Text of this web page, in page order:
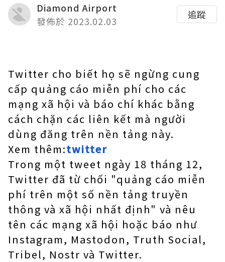
Diamond Airport
發佈於 2023.02.03
追蹤
Twitter cho biết họ sẽ ngừng cung
cấp quảng cáo miễn phí cho các
mạng xã hội và báo chí khác bằng
cách chặn các liên kết mà người
dùng đăng trên nền tảng này.
Xem thêm:twitter
Trong một tweet ngày 18 tháng 12,
Twitter đã từ chối "quảng cáo miễn
phí trên một số nền tảng truyền
thông và xã hội nhất định" và nêu
tên các mạng xã hội hoặc báo như
Instagram, Mastodon, Truth Social,
Tribel, Nostr và Twitter.